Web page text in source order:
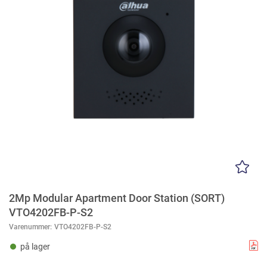
2Mp Modular Apartment Door Station (SORT)
VTO4202FB-P-S2
Varenummer: VTO4202FB-P-S2
på lager